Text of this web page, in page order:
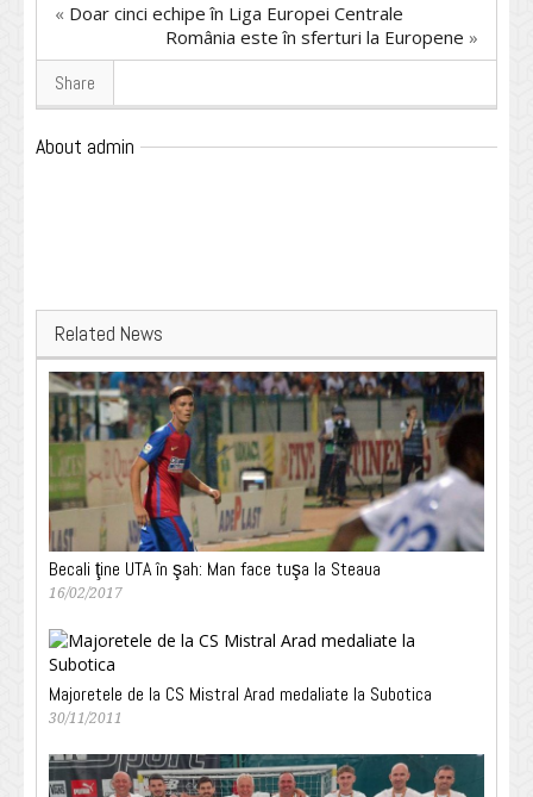
« Doar cinci echipe în Liga Europei Centrale
România este în sferturi la Europene »
Share
About admin
Related News
Becali ţine UTA în şah: Man face tuşa la Steaua
16/02/2017
Majoretele de la CS Mistral Arad medaliate la Subotica
30/11/2011